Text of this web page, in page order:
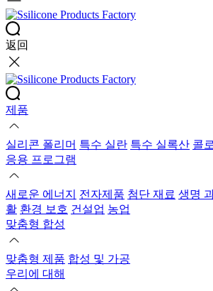
返回
제품
실리콘 폴리머 특수 실란 특수 실록산 콜
응용 프로그램
새로운 에너지 전자제품 첨단 재료 생명
활 환경 보호 건설업 농업
맞춤형 합성
맞춤형 제품 합성 및 가공
우리에 대해